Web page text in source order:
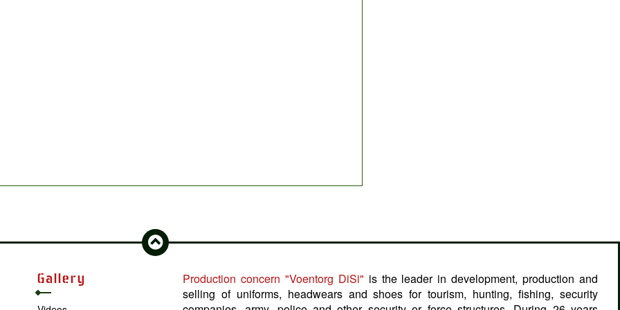
Gallery Production concern "Voentorg DiSi" is the leader in development, production and
selling of uniforms, headwears and shoes for tourism, hunting, fishing, security